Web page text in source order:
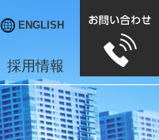
ENGLISH
採用情報